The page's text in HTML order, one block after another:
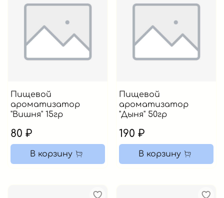
Пищевой
ароматизатор
"Вишня" 15гр
80 ₽
В корзину
Пищевой
ароматизатор
"Дыня" 50гр
190 ₽
В корзину